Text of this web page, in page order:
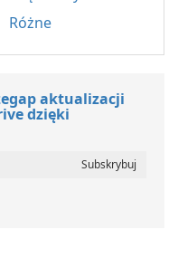
Różne
aktualizacji
dzięki